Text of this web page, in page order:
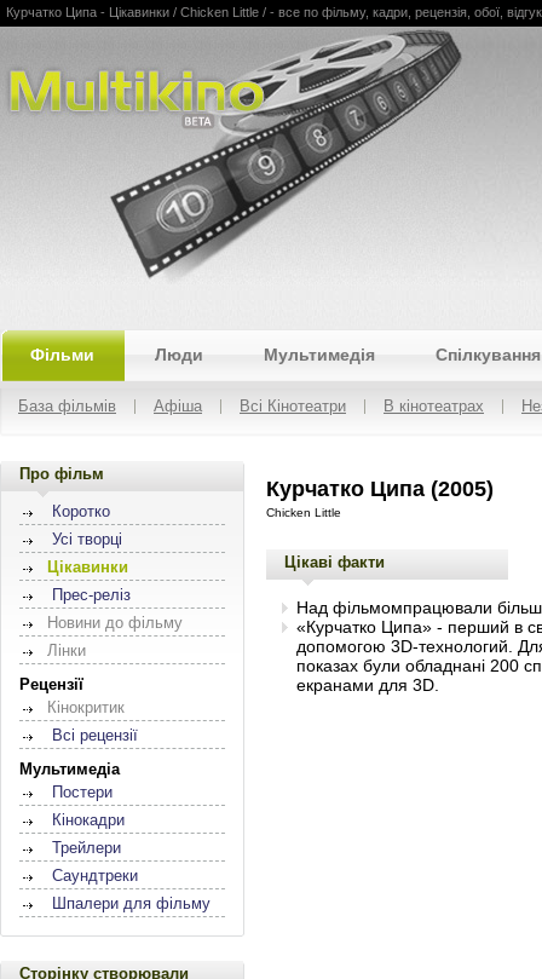
Multikino
Курчатко Ципа - Цікавинки / Chicken Little / - все по фільму, кадри, рецензія, обої,
Фільми Люди Мультимедія Спілкування
База фільмів Афіша Всі Кінотеатри В кінотеатрах
Про фільм
Коротко
Усі творці
Цікавинки
Прес-реліз
Новини до фільму
Лінки
Рецензії
Кінокритик
Всі рецензії
Мультимедіа
Постери
Кінокадри
Трейлери
Саундтреки
Шпалери для фільму
Сторінку створювали
Курчатко Ципа (2005)
Chicken Little
Цікаві факти
Над фільмомпрацювали більше
«Курчатко Ципа» - перший в
допомогою 3D-технологий.
показах були обладнані 200
екранами для 3D.